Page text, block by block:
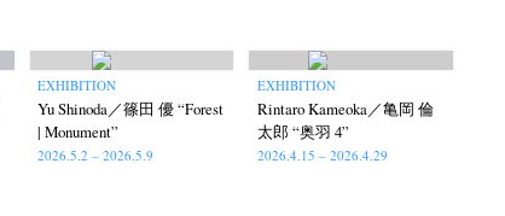
EXHIBITION
Yu Shinoda／篠田 優 “Forest
| Monument”
2026.5.2 – 2026.5.9
EXHIBITION
Rintaro Kameoka／亀岡 倫
太郎 “奥羽 4”
2026.4.15 – 2026.4.29